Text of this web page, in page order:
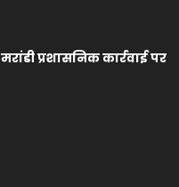
प्रशासनिक कार्रवाई पर